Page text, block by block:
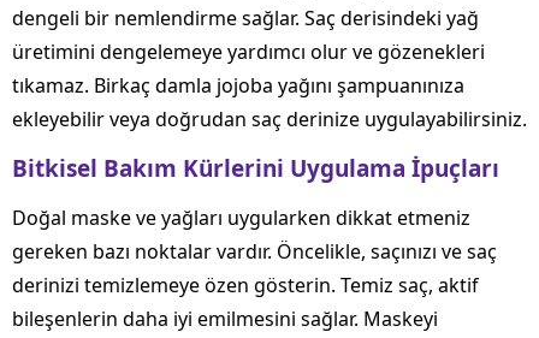
dengeli bir nemlendirme sağlar. Saç derisindeki yağ
üretimini dengelemeye yardımcı olur ve gözenekleri
tıkamaz. Birkaç damla jojoba yağını şampuanınıza
ekleyebilir veya doğrudan saç derinize uygulayabilirsiniz.
Bitkisel Bakım Kürlerini Uygulama İpuçları
Doğal maske ve yağları uygularken dikkat etmeniz
gereken bazı noktalar vardır. Öncelikle, saçınızı ve saç
derinizi temizlemeye özen gösterin. Temiz saç, aktif
bileşenlerin daha iyi emilmesini sağlar. Maskeyi